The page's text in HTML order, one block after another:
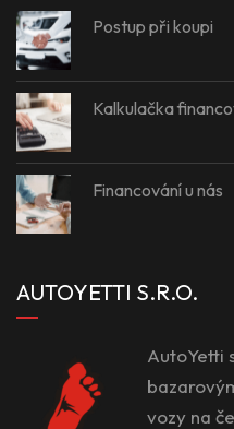
Postup při koupi
Kalkulačka
Financování u nás
AUTOYETTI S.R.O.
AutoYetti
vozy na